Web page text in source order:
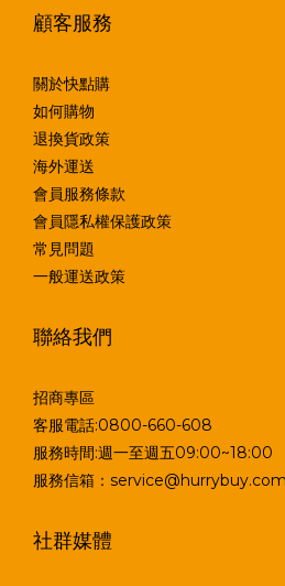
顧客服務
關於快點購
如何購物
退換貨政策
海外運送
會員服務條款
會員隱私權保護政策
常見問題
一般運送政策
聯絡我們
招商專區
客服電話:0800-660-608
服務時間:週一至週五09:00~18:00
服務信箱：service@hurrybuy.com
社群媒體